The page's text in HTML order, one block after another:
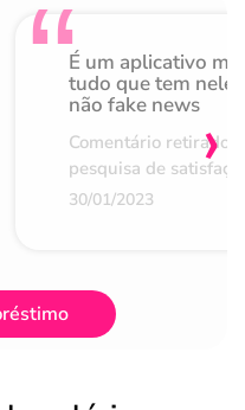
É um aplicativo
tudo que tem nele
não fake news
Comentário retirado
pesquisa de
30/01/2023
›